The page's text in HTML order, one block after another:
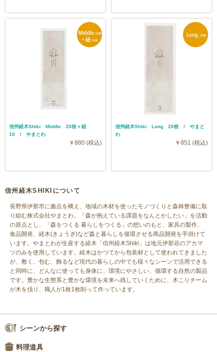
信州経木Shiki Middle 20枚＋紐
10 / やまとわ
￥880 (税込)
信州経木Shiki Long 20枚 / やまと
わ
￥851 (税込)
信州経木SHIKIについて
長野県伊那市に拠点を構え、地域の木材を使ったモノづくりと森林整備に取
り組む株式会社やまとわ。「森が抱えている課題をなんとかしたい」を活動
の原点とし、「森をつくる 暮らしをつくる」の想いのもと、家具の製作、
食品開発、経木(きょうぎ)など森と暮らしを循環させる商品開発を手掛けて
います。やまとわが生産する経木「信州経木Shiki」は地元伊那谷のアカマ
ツのみを使用しています。経木はかつてから包装材として使われてきました
が、敷く、包む、飾るなど現代の暮らしの中でも様々なシーンで活用できる
と同時に、どんなに使っても身体に、環境にやさしい、循環する自然の製品
です。豊かな生態系と豊かな環境を未来へ残していくために、木こりチーム
が木を伐り、職人が1枚1枚削って作っています。
シーンから探す
料理道具